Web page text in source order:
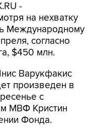
-
на нехватку
Международному
согласно
$450 млн.
Варукфакис
произведен в
с
МВФ Кристин
Фонда.